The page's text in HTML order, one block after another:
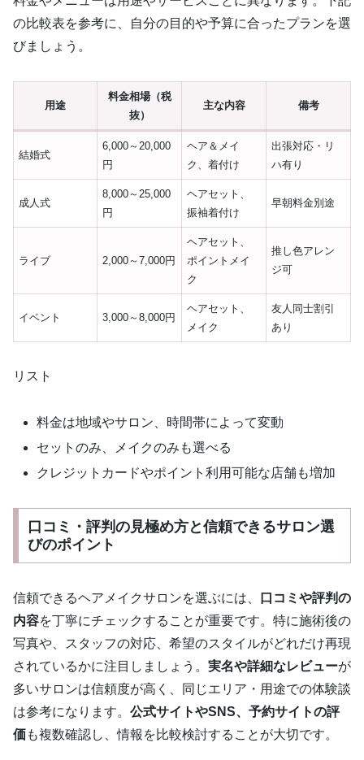
の比較表を参考に、自分の目的や予算に合ったプランを選
びましょう。
用途
料金相場（税
抜）
主な内容 備考
結婚式
6,000～20,000
円
ヘア＆メイ
ク、着付け
出張対応・リ
ハ有り
成人式
8,000～25,000
円
ヘアセット、
振袖着付け
早朝料金別途
ライブ 2,000～7,000円
ヘアセット、
ポイントメイ
ク
推し色アレン
ジ可
イベント 3,000～8,000円
ヘアセット、
メイク
友人同士割引
あり
リスト
料金は地域やサロン、時間帯によって変動
セットのみ、メイクのみも選べる
クレジットカードやポイント利用可能な店舗も増加
口コミ・評判の見極め方と信頼できるサロン選
びのポイント
信頼できるヘアメイクサロンを選ぶには、
口コミや評判の
内容を丁寧にチェックすることが重要です。特に施術後の
写真や、スタッフの対応、希望のスタイルがどれだけ再現
されているかに注目しましょう。 実名や詳細なレビューが
多いサロンは信頼度が高く、同じエリア・用途での体験談
は参考になります。 公式サイトやSNS、予約サイトの評
価も複数確認し、情報を比較検討することが大切です。